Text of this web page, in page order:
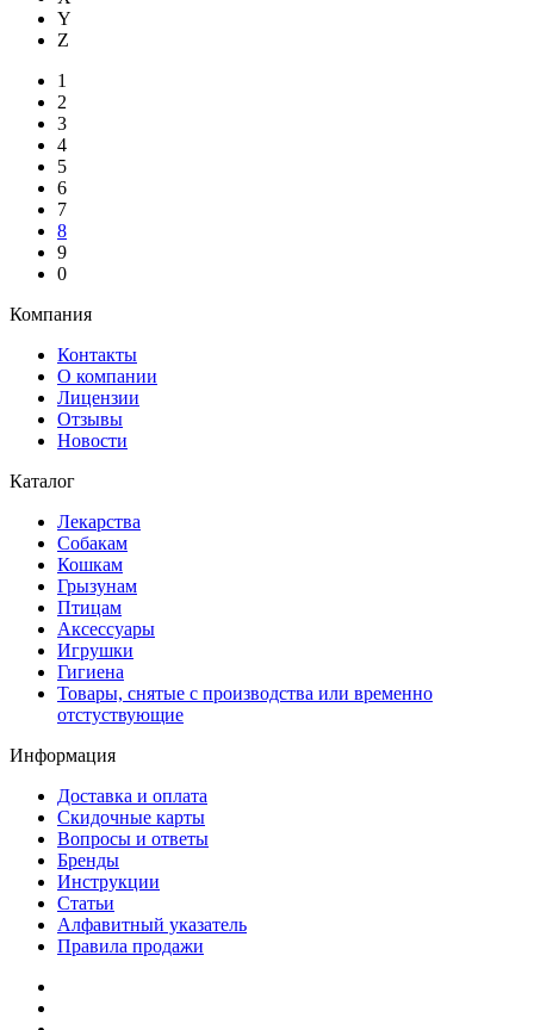
Y
Z
1
2
3
4
5
6
7
8
9
0
Компания
Контакты
О компании
Лицензии
Отзывы
Новости
Каталог
Лекарства
Собакам
Кошкам
Грызунам
Птицам
Аксессуары
Игрушки
Гигиена
Товары, снятые с производства или временно
отстуствующие
Информация
Доставка и оплата
Скидочные карты
Вопросы и ответы
Бренды
Инструкции
Статьи
Алфавитный указатель
Правила продажи